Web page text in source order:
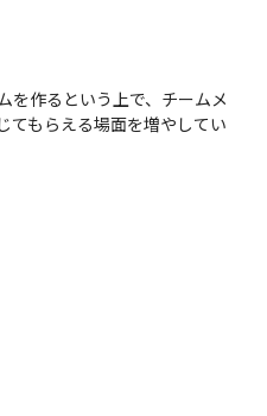
を作るという上で、チームメ
てもらえる場面を増やしてい